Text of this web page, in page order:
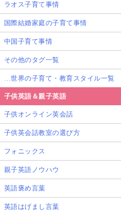
ラオス子育て事情
国際結婚家庭の子育て事情
中国子育て事情
その他のタグ一覧
…世界の子育て・教育スタイル一覧
子供英語＆親子英語
子供オンライン英会話
子供英会話教室の選び方
フォニックス
親子英語ノウハウ
英語褒め言葉
英語はげまし言葉